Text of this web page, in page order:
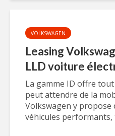
VOLKSWAGEN
Leasing
LLD voiture
La gamme ID offre
peut attendre de la
Volkswagen y propose
véhicules performants,